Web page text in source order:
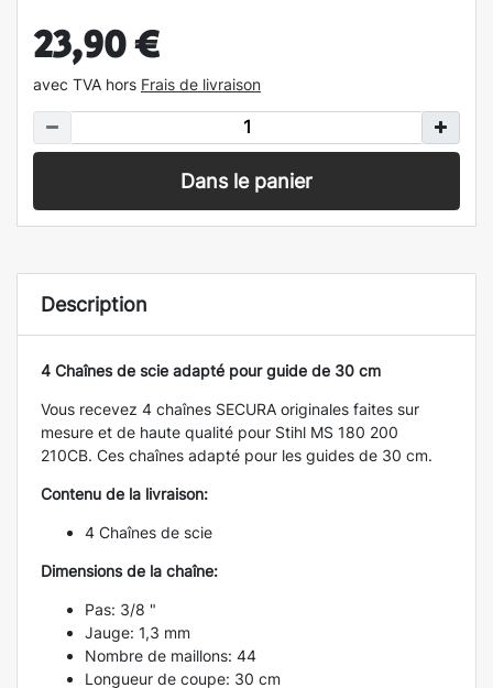
23,90 €
avec TVA hors Frais de livraison
Dans le panier
Description
4 Chaînes de scie adapté pour guide de 30 cm
Vous recevez 4 chaînes SECURA originales faites sur
mesure et de haute qualité pour Stihl MS 180 200
210CB. Ces chaînes adapté pour les guides de 30 cm.
Contenu de la livraison:
4 Chaînes de scie
Dimensions de la chaîne:
Pas: 3/8 "
Jauge: 1,3 mm
Nombre de maillons: 44
Longueur de coupe: 30 cm